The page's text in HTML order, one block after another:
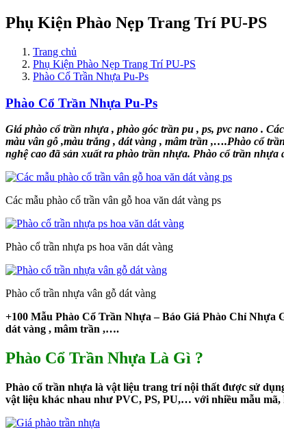
Phụ Kiện Phào Nẹp Trang Trí PU-PS
Trang chủ
Phụ Kiện Phào Nẹp Trang Trí PU-PS
Phào Cổ Trần Nhựa Pu-Ps
Phào Cổ Trần Nhựa Pu-Ps
Giá phào cổ trần nhựa , phào góc trần pu , ps, pvc nano .
màu vân gỗ ,màu trắng , dát vàng , mâm trần ,….Phào cổ
nghệ cao đã sản xuất ra phào trần nhựa. Phào cổ trần
Các mẫu phào cổ trần vân gỗ hoa văn dát vàng ps
Phào cổ trần nhựa ps hoa văn dát vàng
Phào cổ trần nhựa vân gỗ dát vàng
+100 Mẫu Phào Cổ Trần Nhựa – Báo Giá Phào Chỉ Nhựa
dát vàng , mâm trần ,….
Phào Cổ Trần Nhựa Là Gì ?
Phào cổ trần nhựa là vật liệu trang trí nội thất được sử
vật liệu khác nhau như PVC, PS, PU,… với nhiều mẫu